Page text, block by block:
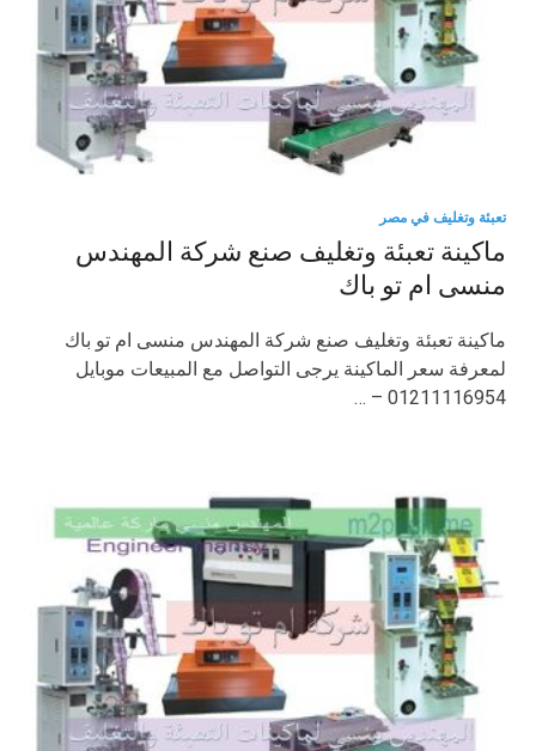
تعبئة وتغليف في مصر
ماكينة تعبئة وتغليف صنع شركة المهندس
منسى ام تو باك
ماكينة تعبئة وتغليف صنع شركة المهندس منسى ام تو باك
لمعرفة سعر الماكينة يرجى التواصل مع المبيعات موبايل
01211116954 – …